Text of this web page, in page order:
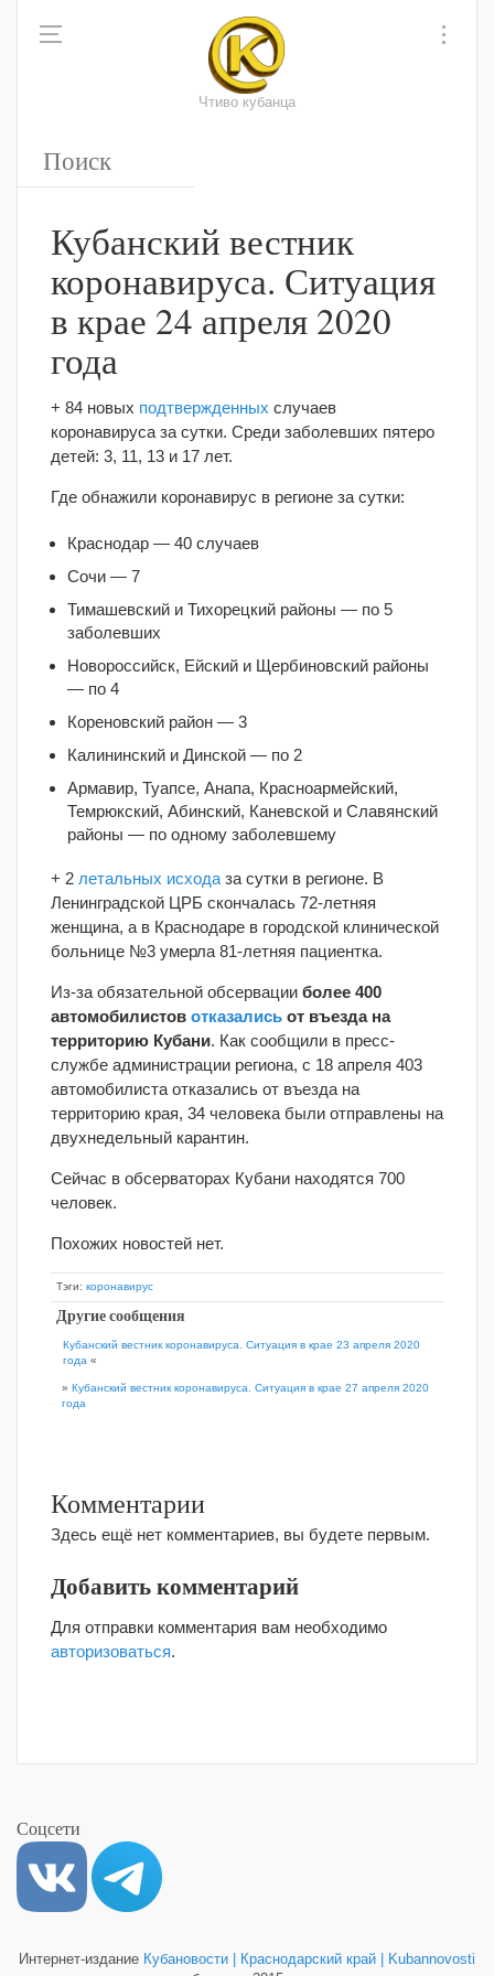
Чтиво кубанца
Кубанский вестник
коронавируса. Ситуация
в крае 24 апреля 2020
года
+ 84 новых подтвержденных случаев
коронавируса за сутки. Среди заболевших пятеро
детей: 3, 11, 13 и 17 лет.
Где обнажили коронавирус в регионе за сутки:
Краснодар — 40 случаев
Сочи — 7
Тимашевский и Тихорецкий районы — по 5
заболевших
Новороссийск, Ейский и Щербиновский районы
— по 4
Кореновский район — 3
Калининский и Динской — по 2
Армавир, Туапсе, Анапа, Красноармейский,
Темрюкский, Абинский, Каневской и Славянский
районы — по одному заболевшему
+ 2 летальных исхода за сутки в регионе. В
Ленинградской ЦРБ скончалась 72-летняя
женщина, а в Краснодаре в городской клинической
больнице №3 умерла 81-летняя пациентка.
Из-за обязательной обсервации более 400
автомобилистов отказались от въезда на
территорию Кубани. Как сообщили в пресс-
службе администрации региона, с 18 апреля 403
автомобилиста отказались от въезда на
территорию края, 34 человека были отправлены на
двухнедельный карантин.
Сейчас в обсерваторах Кубани находятся 700
человек.
Похожих новостей нет.
Тэги: коронавирус
Другие сообщения
Кубанский вестник коронавируса. Ситуация в крае 23 апреля 2020
года «
» Кубанский вестник коронавируса. Ситуация в крае 27 апреля 2020
года
Комментарии
Здесь ещё нет комментариев, вы будете первым.
Добавить комментарий
Для отправки комментария вам необходимо
авторизоваться.
Соцсети
Интернет-издание Кубановости | Краснодарский край | Kubannovosti